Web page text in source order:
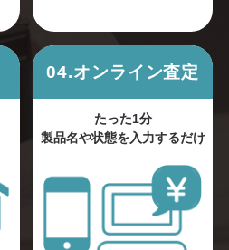
04.オンライン査定
たった1分
製品名や状態を入力するだけ